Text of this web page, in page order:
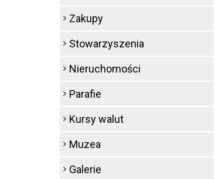
Zakupy
Stowarzyszenia
Nieruchomości
Parafie
Kursy walut
Muzea
Galerie